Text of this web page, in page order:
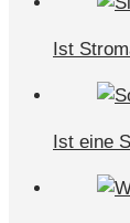
Ist
Ist eine